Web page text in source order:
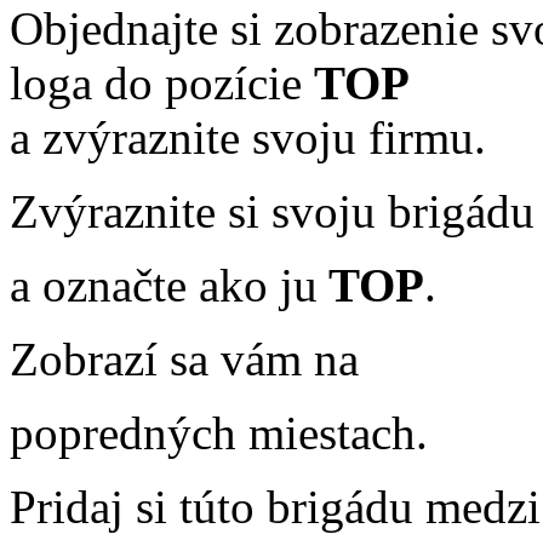
Objednajte si zobrazenie
loga do pozície TOP
a zvýraznite svoju firmu.
Zvýraznite si svoju brigádu
a označte ako ju TOP.
Zobrazí sa vám na
popredných miestach.
Pridaj si túto brigádu medzi